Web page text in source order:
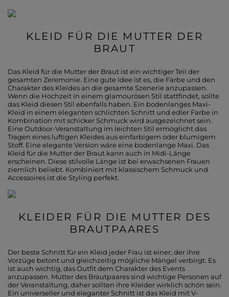
KLEID FÜR DIE MUTTER DER
BRAUT
Das Kleid für die Mutter der Braut ist ein wichtiger Teil der
gesamten Zeremonie. Eine gute Idee ist es, die Farbe und den
Charakter des Kleides an die gesamte Szenerie anzupassen.
Wenn die Hochzeit in einem glamourösen Stil stattfindet, sollte
das Kleid diesen Stil ebenfalls haben. Ein bodenlanges Maxi-
Kleid in einem eleganten schlichten Schnitt und edler Farbe in
Kombination mit schicker Schmuck wird ausgezeichnet sein.
Eine Outdoor-Veranstaltung im leichten Stil ermöglicht das
Tragen eines luftigen Kleides aus einfarbigem oder blumigem
Stoff. Eine elegante Version wäre eine bodenlange Maxi. Das
Kleid für die Mutter der Braut kann auch in Midi-Länge
erscheinen. Diese stilvolle Länge ist bei erwachsenen Frauen
ziemlich beliebt. Kombiniert mit klassischem Schmuck und
Accessoires ist die Styling perfekt.
KLEIDER FÜR DIE MUTTER DES
BRAUTPAARES
Der beste Schnitt für ein Kleid jeder Frau ist einer, der ihre
Vorzüge betont und gleichzeitig mögliche Mängel verbirgt. Es
ist auch wichtig, das Outfit dem Charakter des Events
anzupassen. Mütter des Brautpaares sind wichtige Personen auf
der Veranstaltung, daher sollten ihre Kleider wirklich schön sein.
Ein universeller und eleganter Schnitt ist das Kleid mit V-